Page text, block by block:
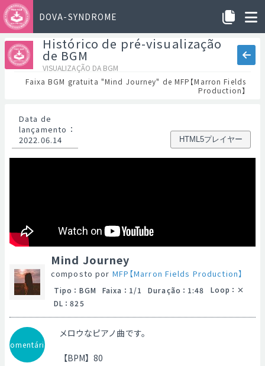
DOVA-SYNDROME
Histórico de pré-visualização
de BGM
VISUALIZAÇÃO DA BGM
Faixa BGM gratuita "Mind Journey" de MFP【Marron Fields
Production】
Data de
lançamento ：
2022.06.14
HTML5プレイヤー
Mind Journey
composto por MFP【Marron Fields Production】
Tipo ： BGM Faixa ： 1/1 Duração ： 1:48 Loop ：
DL ： 825
Comentário
メロウなピアノ曲です。
【BPM】80